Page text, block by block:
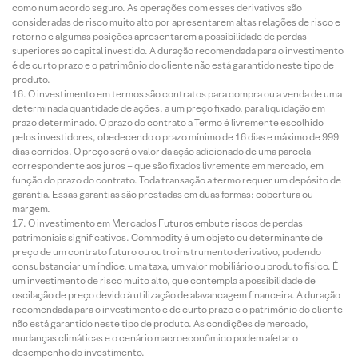
como num acordo seguro. As operações com esses derivativos são
consideradas de risco muito alto por apresentarem altas relações de risco e
retorno e algumas posições apresentarem a possibilidade de perdas
superiores ao capital investido. A duração recomendada para o investimento
é de curto prazo e o patrimônio do cliente não está garantido neste tipo de
produto.
O investimento em termos são contratos para compra ou a venda de uma
determinada quantidade de ações, a um preço fixado, para liquidação em
prazo determinado. O prazo do contrato a Termo é livremente escolhido
pelos investidores, obedecendo o prazo mínimo de 16 dias e máximo de 999
dias corridos. O preço será o valor da ação adicionado de uma parcela
correspondente aos juros – que são fixados livremente em mercado, em
função do prazo do contrato. Toda transação a termo requer um depósito de
garantia. Essas garantias são prestadas em duas formas: cobertura ou
margem.
O investimento em Mercados Futuros embute riscos de perdas
patrimoniais significativos. Commodity é um objeto ou determinante de
preço de um contrato futuro ou outro instrumento derivativo, podendo
consubstanciar um índice, uma taxa, um valor mobiliário ou produto físico. É
um investimento de risco muito alto, que contempla a possibilidade de
oscilação de preço devido à utilização de alavancagem financeira. A duração
recomendada para o investimento é de curto prazo e o patrimônio do cliente
não está garantido neste tipo de produto. As condições de mercado,
mudanças climáticas e o cenário macroeconômico podem afetar o
desempenho do investimento.